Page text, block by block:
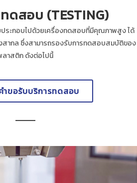
ดสอบ (TESTING)
ระกอบไปด้วยเครื่องทดสอบที่มีคุณภาพสูง ได้
สากล ซึ่งสามารถรองรับการทดสอบสมบัติของ
าสติก ดังต่อไปนี้
ขอรับบริการทดสอบ